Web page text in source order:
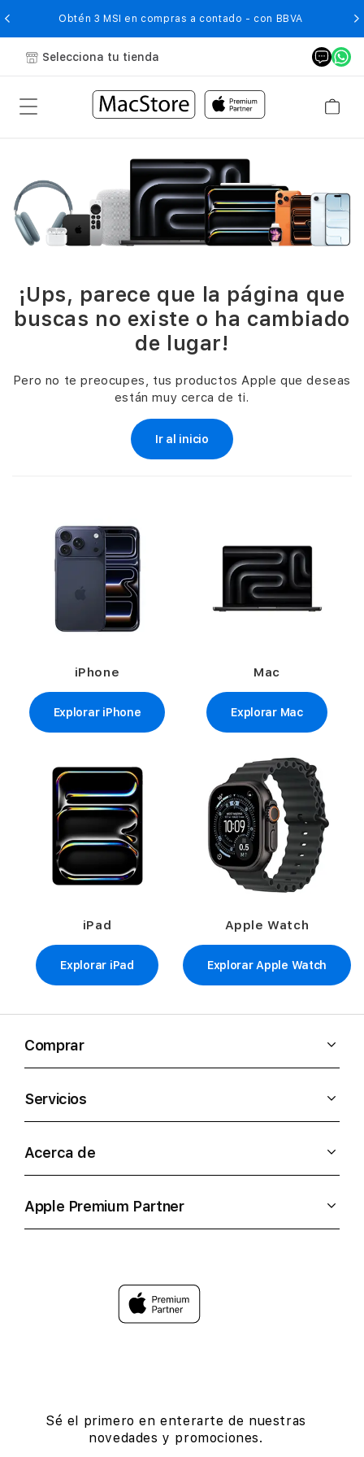
Obtén 3 MSI en compras a contado - con BBVA
Selecciona tu tienda
¡Ups, parece que la página que
buscas no existe o ha cambiado
de lugar!
Pero no te preocupes, tus productos Apple que deseas
están muy cerca de ti.
Ir al inicio
iPhone
Explorar iPhone
Mac
Explorar Mac
iPad
Explorar iPad
Apple Watch
Explorar Apple Watch
Comprar
Servicios
Acerca de
Apple Premium Partner
Sé el primero en enterarte de nuestras
novedades y promociones.